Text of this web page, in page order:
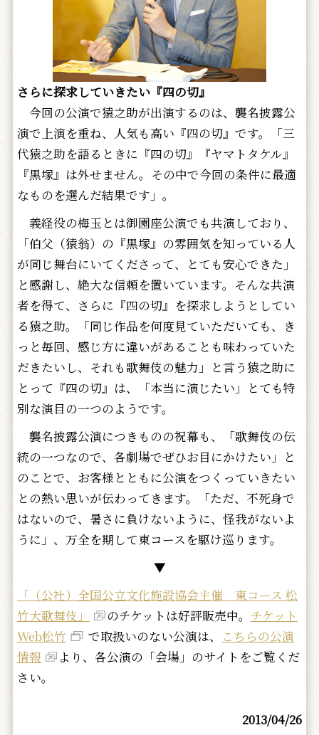
さらに探求していきたい『四の切』
今回の公演で猿之助が出演するのは、襲名披露公
演で上演を重ね、人気も高い『四の切』です。「三
代猿之助を語るときに『四の切』『ヤマトタケル』
『黒塚』は外せません。その中で今回の条件に最適
なものを選んだ結果です」。
義経役の梅玉とは御園座公演でも共演しており、
「伯父（猿翁）の『黒塚』の雰囲気を知っている人
が同じ舞台にいてくださって、とても安心できた」
と感謝し、絶大な信頼を置いています。そんな共演
者を得て、さらに『四の切』を探求しようとしてい
る猿之助。「同じ作品を何度見ていただいても、き
っと毎回、感じ方に違いがあることも味わっていた
だきたいし、それも歌舞伎の魅力」と言う猿之助に
とって『四の切』は、「本当に演じたい」とても特
別な演目の一つのようです。
襲名披露公演につきものの祝幕も、「歌舞伎の伝
統の一つなので、各劇場でぜひお目にかけたい」と
のことで、お客様とともに公演をつくっていきたい
との熱い思いが伝わってきます。「ただ、不死身で
はないので、暑さに負けないように、怪我がないよ
うに」、万全を期して東コースを駆け巡ります。
▼
「（公社）全国公立文化施設協会主催 東コース 松
竹大歌舞伎」
のチケットは好評販売中。 チケット
Web松竹
で取扱いのない公演は、
こちらの公演
情報
より、各公演の「会場」のサイトをご覧くだ
さい。
2013/04/26